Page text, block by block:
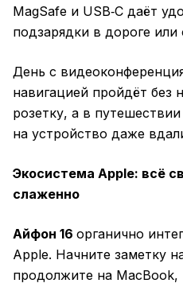
MagSafe и USB‑C даёт
подзарядки в дороге или
День с
навигацией пройдёт без
розетку, а в
на устройство даже
Экосистема Apple: всё
слаженно
Айфон 16 органично
Apple. Начните заметку
продолжите на MacBook,